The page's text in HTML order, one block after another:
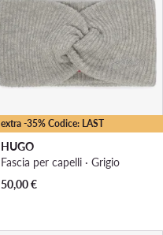
extra -35% Codice: LAST
HUGO
Fascia per capelli · Grigio
50,00€